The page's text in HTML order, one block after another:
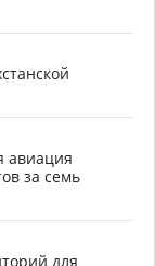
авиация
за семь
для